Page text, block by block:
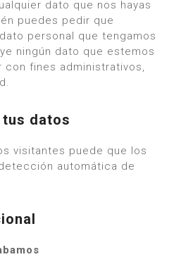
dato que nos hayas
puedes pedir que
personal que tengamos
ningún dato que estemos
con fines administrativos,
tus datos
visitantes puede que los
automática de